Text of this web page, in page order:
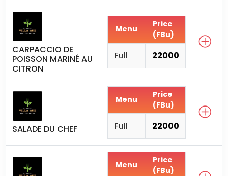
CARPACCIO DE
POISSON MARINÉ AU
CITRON
Menu
Price
(FBu)
Full 22000
SALADE DU CHEF
Menu
Price
(FBu)
Full 22000
Menu
Price
(FBu)